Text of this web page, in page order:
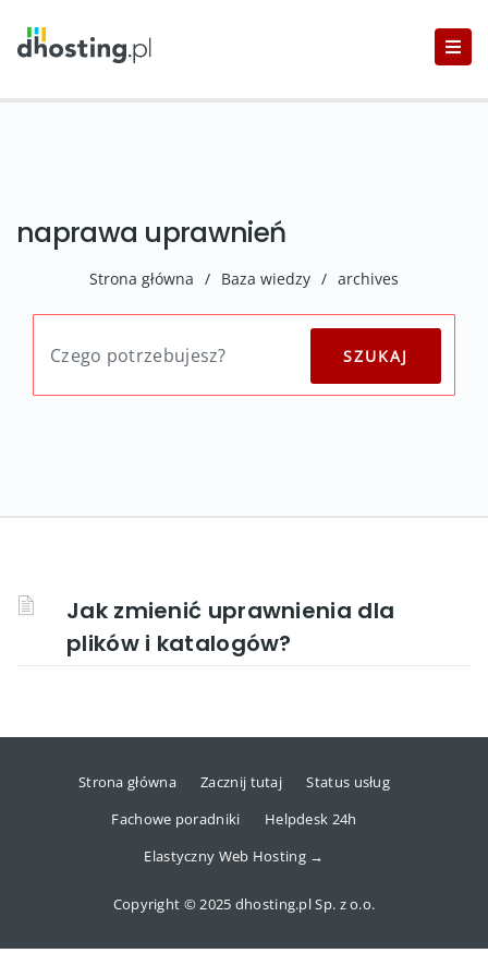
naprawa uprawnień
Strona główna / Baza wiedzy / archives
Jak zmienić uprawnienia dla
plików i katalogów?
Strona główna Zacznij tutaj
Status usług
Fachowe poradniki
Helpdesk 24h
Elastyczny Web Hosting →
Copyright © 2025 dhosting.pl Sp. z o.o.